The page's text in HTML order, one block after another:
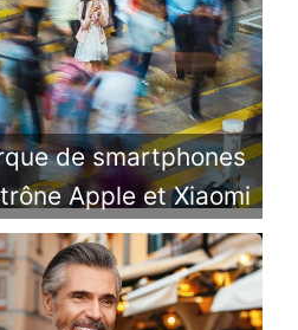
de smartphones
Apple et Xiaomi